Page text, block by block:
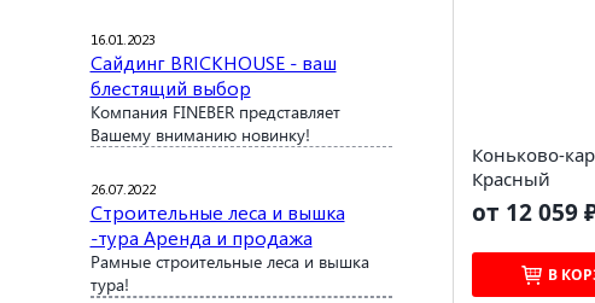
16.01.2023
Сайдинг BRICKHOUSE - ваш
блестящий выбор
Компания FINEBER представляет
Вашему вниманию новинку!
26.07.2022
Строительные леса и вышка
-тура Аренда и продажа
Рамные строительные леса и вышка
тура!
Коньково-
Красный
от 12 059
В